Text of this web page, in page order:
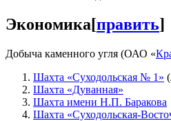
Экономика[править]
Добыча каменного угля (ОАО «
Шахта «Суходольская № 1»
Шахта «Дуванная»
Шахта имени Н.П. Баракова
Шахта «Суходольская-